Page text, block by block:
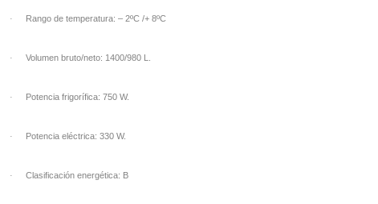
· Rango de temperatura: – 2ºC /+ 8ºC
· Volumen bruto/neto: 1400/980 L.
· Potencia frigorífica: 750 W.
· Potencia eléctrica: 330 W.
· Clasificación energética: B